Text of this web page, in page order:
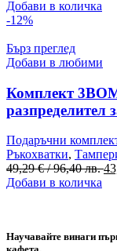
the
Добави в количка
-12%
Бърз преглед
Добави в любими
Комплект
разпределител
Подаръчни
Ръкохватки,
49,29€/ 96,40 лв.
Добави в количка
Научавайте винаги